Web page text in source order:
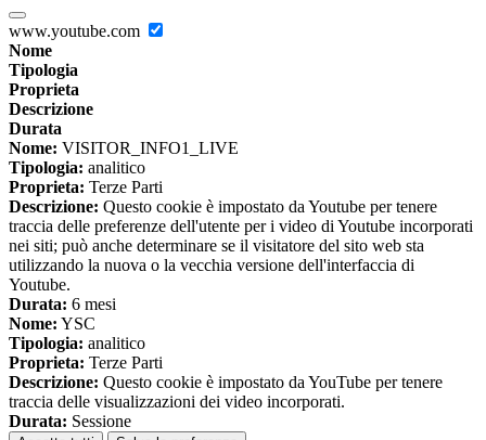
www.youtube.com
Nome
Tipologia
Proprieta
Descrizione
Durata
Nome: VISITOR_INFO1_LIVE
Tipologia: analitico
Proprieta: Terze Parti
Descrizione: Questo cookie è impostato da Youtube per tenere
traccia delle preferenze dell'utente per i video di Youtube incorporati
nei siti; può anche determinare se il visitatore del sito web sta
utilizzando la nuova o la vecchia versione dell'interfaccia di
Youtube.
Durata: 6 mesi
Nome: YSC
Tipologia: analitico
Proprieta: Terze Parti
Descrizione: Questo cookie è impostato da YouTube per tenere
traccia delle visualizzazioni dei video incorporati.
Durata: Sessione